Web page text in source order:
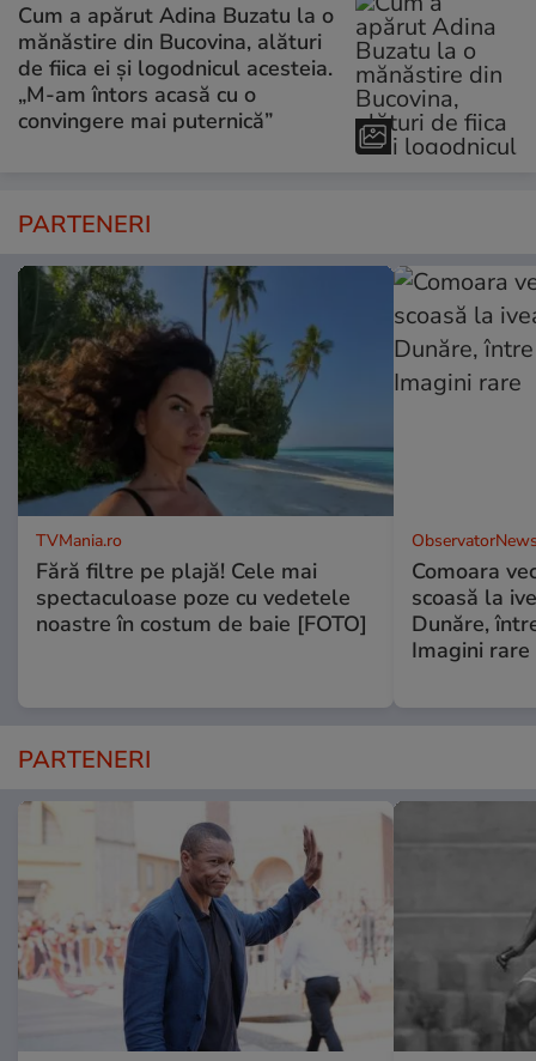
Cum a apărut Adina Buzatu la o
mănăstire din Bucovina, alături
de fiica ei și logodnicul acesteia.
„M-am întors acasă cu o
convingere mai puternică”
PARTENERI
TVMania.ro
Fără filtre pe plajă! Cele mai
spectaculoase poze cu vedetele
noastre în costum de baie [FOTO]
Comoara
scoasă la
Dunăre,
Imagini rare
PARTENERI